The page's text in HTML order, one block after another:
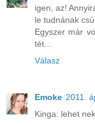
igen, az!
le tudnának
Egyszer már
tét...
Válasz
Emoke 2011.
Kinga: lehet